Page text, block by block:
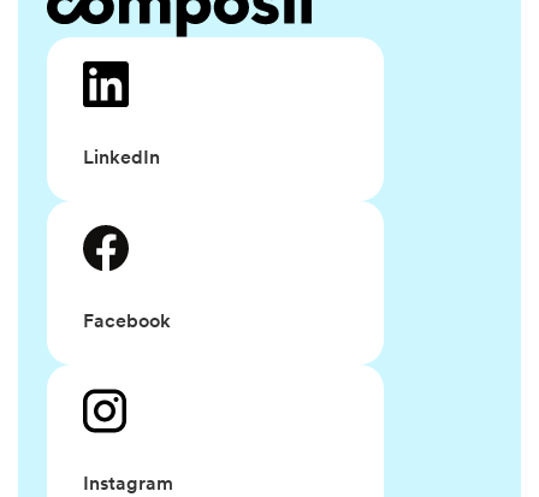
LinkedIn
Facebook
Instagram